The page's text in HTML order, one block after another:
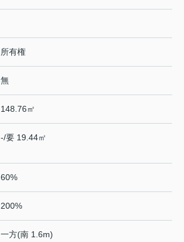
所有権
無
148.76㎡
-/要 19.44㎡
60%
200%
一方(南 1.6m)